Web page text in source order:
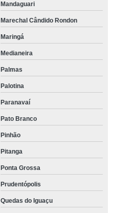
Mandaguari
Marechal Cândido Rondon
Maringá
Medianeira
Palmas
Palotina
Paranavaí
Pato Branco
Pinhão
Pitanga
Ponta Grossa
Prudentópolis
Quedas do Iguaçu